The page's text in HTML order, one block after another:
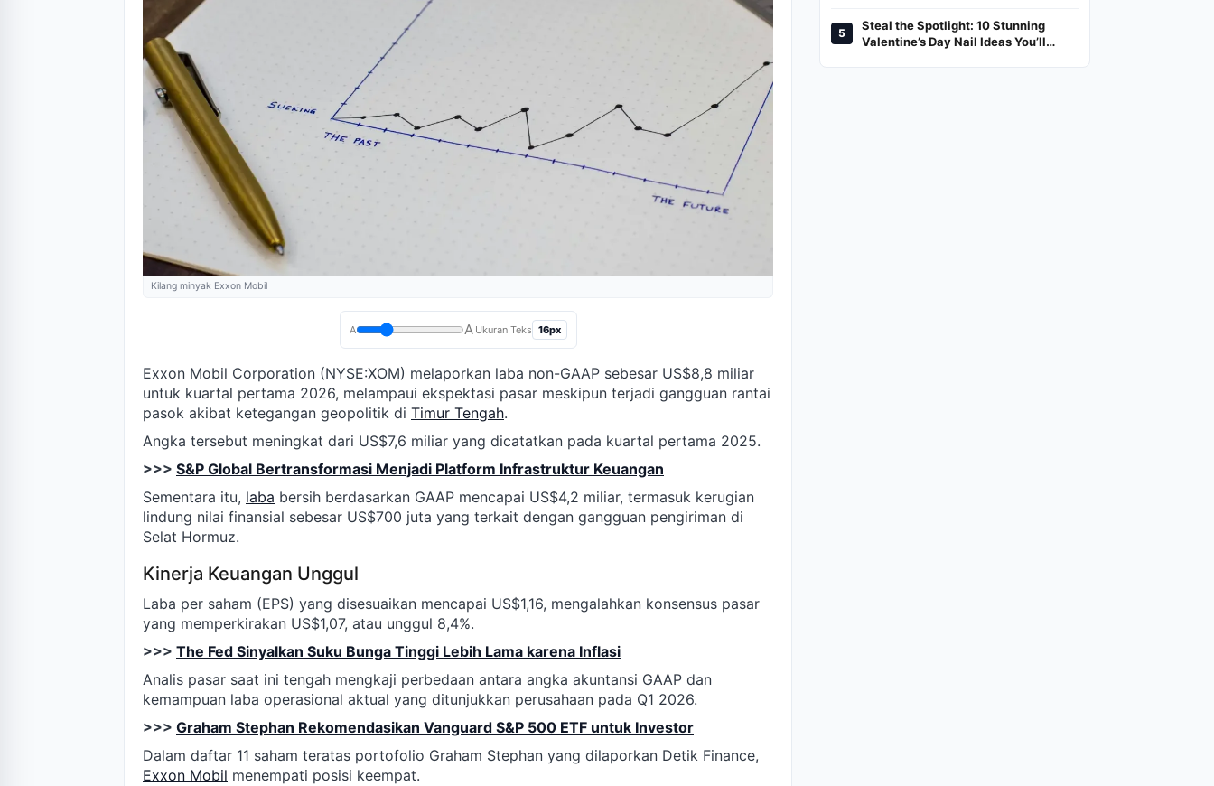
Kilang minyak Exxon Mobil
A A Ukuran Teks 16px
Exxon Mobil Corporation (NYSE:XOM) melaporkan laba non-GAAP sebesar US$8,8 miliar
untuk kuartal pertama 2026, melampaui ekspektasi pasar meskipun terjadi gangguan rantai
pasok akibat ketegangan geopolitik di Timur Tengah.
Angka tersebut meningkat dari US$7,6 miliar yang dicatatkan pada kuartal pertama 2025.
>>> S&P Global Bertransformasi Menjadi Platform Infrastruktur Keuangan
Sementara itu, laba bersih berdasarkan GAAP mencapai US$4,2 miliar, termasuk kerugian
lindung nilai finansial sebesar US$700 juta yang terkait dengan gangguan pengiriman di
Selat Hormuz.
Kinerja Keuangan Unggul
Laba per saham (EPS) yang disesuaikan mencapai US$1,16, mengalahkan konsensus pasar
yang memperkirakan US$1,07, atau unggul 8,4%.
>>> The Fed Sinyalkan Suku Bunga Tinggi Lebih Lama karena Inflasi
Analis pasar saat ini tengah mengkaji perbedaan antara angka akuntansi GAAP dan
kemampuan laba operasional aktual yang ditunjukkan perusahaan pada Q1 2026.
>>> Graham Stephan Rekomendasikan Vanguard S&P 500 ETF untuk Investor
Dalam daftar 11 saham teratas portofolio Graham Stephan yang dilaporkan Detik Finance,
Exxon Mobil menempati posisi keempat.
5
Steal the Spotlight: 10 Stunning
Valentine’s Day Nail Ideas You’ll